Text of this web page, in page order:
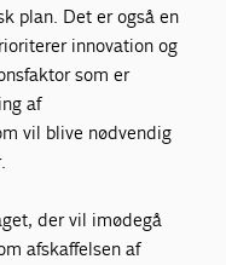
plan. Det er også en
innovation og
som er
af
vil blive nødvendig
der vil imødegå
afskaffelsen af